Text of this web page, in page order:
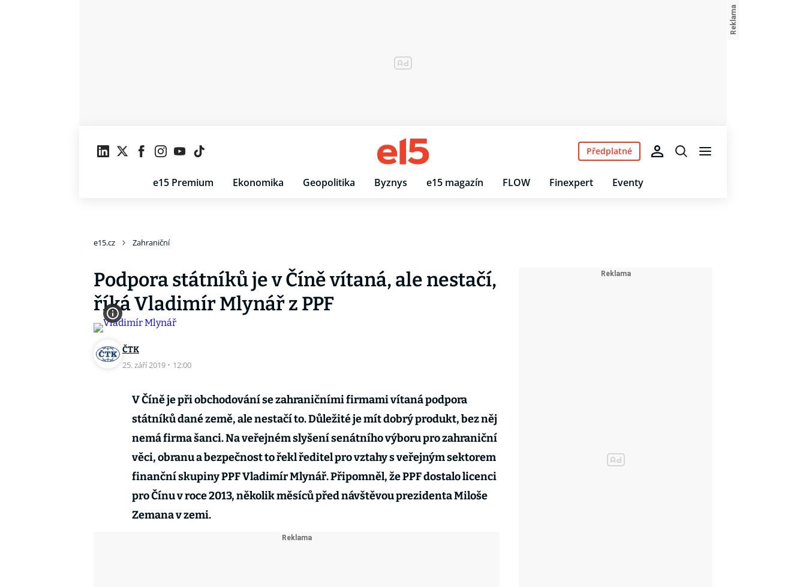
e15 Premium Ekonomika Geopolitika Byznys e15 magazín FLOW Finexpert Eventy
Předplatné
e15.cz Zahraniční
Podpora státníků je v Číně vítaná, ale nestačí,
říká Vladimír Mlynář z PPF
ČTK
25. září 2019 · 12:00
V Číně je při obchodování se zahraničními firmami vítaná podpora
státníků dané země, ale nestačí to. Důležité je mít dobrý produkt, bez něj
nemá firma šanci. Na veřejném slyšení senátního výboru pro zahraniční
věci, obranu a bezpečnost to řekl ředitel pro vztahy s veřejným sektorem
finanční skupiny PPF Vladimír Mlynář. Připomněl, že PPF dostalo licenci
pro Čínu v roce 2013, několik měsíců před návštěvou prezidenta Miloše
Zemana v zemi.